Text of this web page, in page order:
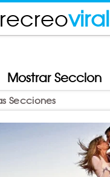
recreoviral
Mostrar Seccion